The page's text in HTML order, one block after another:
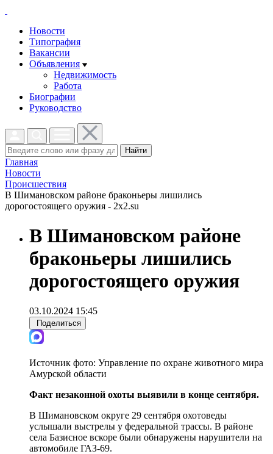
Новости
Типография
Вакансии
Объявления
Недвижимость
Работа
Биографии
Руководство
Найти
Главная
Новости
Проиcшествия
В Шимановском районе браконьеры лишились
дорогостоящего оружия - 2x2.su
В Шимановском районе
браконьеры лишились
дорогостоящего оружия
03.10.2024 15:45
Поделиться
Источник фото: Управление по охране животного мира
Амурской области
Факт незаконной охоты выявили в конце сентября.
В Шимановском округе 29 сентября охотоведы
услышали выстрелы у федеральной трассы. В районе
села Базисное вскоре были обнаружены нарушители на
автомобиле ГАЗ-69.